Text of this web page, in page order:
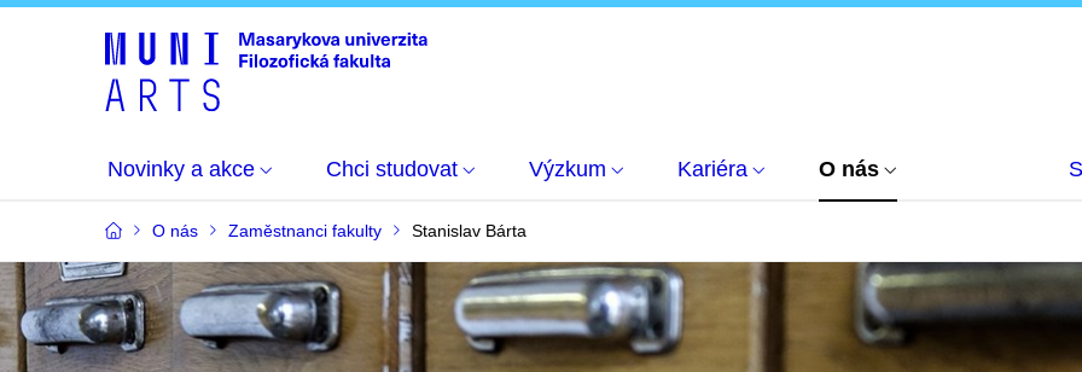
Novinky a akce Chci studovat Výzkum Kariéra O nás
O nás Zaměstnanci fakulty Stanislav Bárta